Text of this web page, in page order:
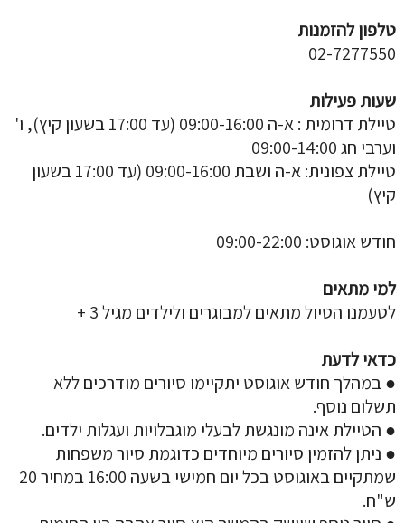
טלפון להזמנות
02-7277550
שעות פעילות
טיילת דרומית : א-ה 09:00-16:00 (עד 17:00 בשעון קיץ), ו'
וערבי חג 09:00-14:00
טיילת צפונית: א-ה ושבת 09:00-16:00 (עד 17:00 בשעון
קיץ)
חודש אוגוסט: 09:00-22:00
למי מתאים
לטעמנו הטיול מתאים למבוגרים ולילדים מגיל 3 +
כדאי לדעת
● במהלך חודש אוגוסט יתקיימו סיורים מודרכים ללא
תשלום נוסף.
● הטיילת אינה מונגשת לבעלי מוגבלויות ועגלות ילדים.
● ניתן להזמין סיורים מיוחדים כדוגמת סיור משפחות
שמתקיים באוגוסט בכל יום חמישי בשעה 16:00 במחיר 20
ש"ח.